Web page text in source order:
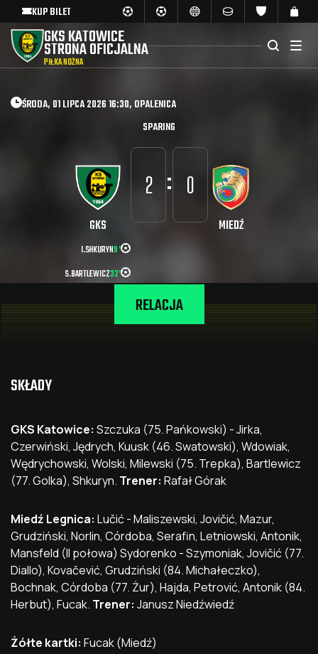
KUP BILET
GKS KATOWICE
STRONA OFICJALNA
PIŁKA NOŻNA
ŚRODA, 01 LIPCA 2026 16:30, OPALENICA
SPARING
GKS
I.SHKURYN9 ’
S.BARTLEWICZ32’
2 : 0
MIEDŹ
RELACJA
SKŁADY
GKS Katowice: Szczuka (75. Pańkowski) - Jirka,
Czerwiński, Jędrych, Kuusk (46. Swatowski), Wdowiak,
Wędrychowski, Wolski, Milewski (75. Trepka), Bartlewicz
(77. Golka), Shkuryn. Trener: Rafał Górak
Miedź Legnica: Lučić - Maliszewski, Jovičić, Mazur,
Grudziński, Norlin, Córdoba, Serafin, Letniowski, Antonik,
Mansfeld (II połowa) Sydorenko - Szymoniak, Jovičić (77.
Diallo), Kovačević, Grudziński (84. Michałeczko),
Bochnak, Córdoba (77. Żur), Hajda, Petrović, Antonik (84.
Herbut), Fucak. Trener: Janusz Niedźwiedź
Żółte kartki: Fucak (Miedź)